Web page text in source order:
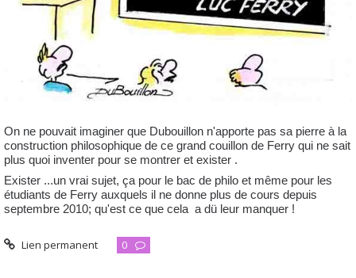
On ne pouvait imaginer que Dubouillon n'apporte pas sa pierre à la
construction philosophique de ce grand couillon de Ferry qui ne sait
plus quoi inventer pour se montrer et exister .
Exister ...un vrai sujet, ça pour le bac de philo et même pour les
étudiants de Ferry auxquels il ne donne plus de cours depuis
septembre 2010; qu'est ce que cela a dü leur manquer !
Lien permanent 0